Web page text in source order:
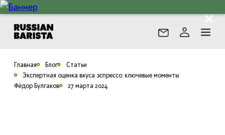
Главная Блог
Статьи
Экспертная оценка вкуса эспрессо: ключевые моменты
Фёдор Булгаков
27 марта 2024